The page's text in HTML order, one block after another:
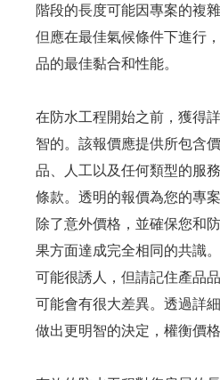
階段的長度可能因專案的複
但應在最佳氣候條件下進行
品的最佳黏合和性能。
在防水工程開始之前，獲得
智的。該報價應提供所包含
品、人工以及任何類型的服
條款。透明的報價為您的專
除了意外價格，並確保您和
果方面達成完全相同的共識
可能很誘人，但請記住產品
可能會有很大差異。透過詳
做出更明智的決定，權衡價